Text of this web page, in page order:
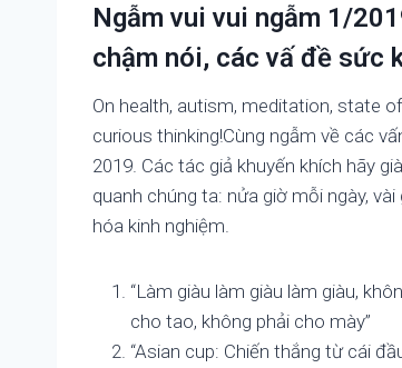
Ngẫm vui vui ngẫm 1/
chậm nói, các vấ đề sức
On health, autism, meditation, state
curious thinking!Cùng ngẫm về các
2019. Các tác giả khuyến khích hãy
quanh chúng ta: nửa giờ mỗi ngày,
hóa kinh nghiệm.
“Làm giàu làm giàu làm giàu,
cho tao, không phải cho mày”
“Asian cup: Chiến thắng từ cái